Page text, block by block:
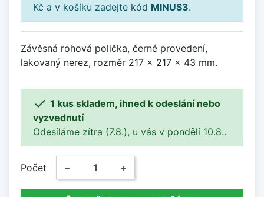
Kč a v košíku zadejte kód MINUS3.
Závěsná rohová polička, černé provedení,
lakovaný nerez, rozměr 217 x 217 x 43 mm.
 1 kus skladem, ihned k odeslání nebo
vyzvednutí
Odesíláme zítra (7.8.), u vás v pondělí 10.8..
Počet − +